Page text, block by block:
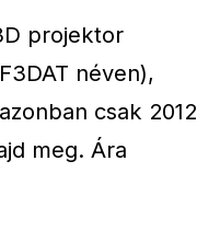
projektor
néven),
csak 2012
meg. Ára